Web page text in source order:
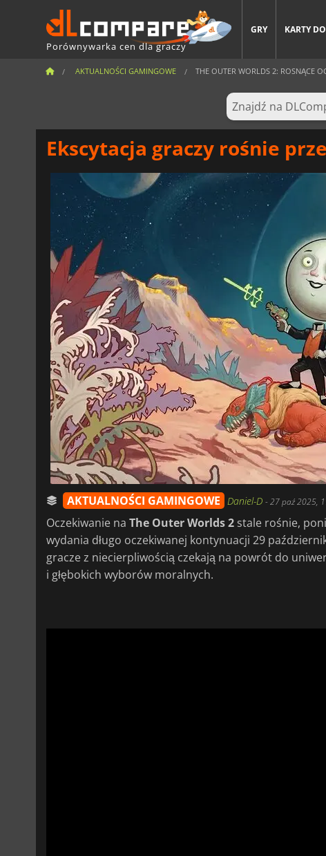
Porównywarka cen dla graczy
GRY KARTY
AKTUALNOŚCI GAMINGOWE THE OUTER WORLDS 2: ROSNĄCE
Ekscytacja graczy rośnie
AKTUALNOŚCI GAMINGOWE Daniel-D -27 paź 2025,
Oczekiwanie na The Outer Worlds 2 stale rośnie,
wydania długo oczekiwanej kontynuacji 29
gracze z niecierpliwością czekają na powrót do
i głębokich wyborów moralnych.